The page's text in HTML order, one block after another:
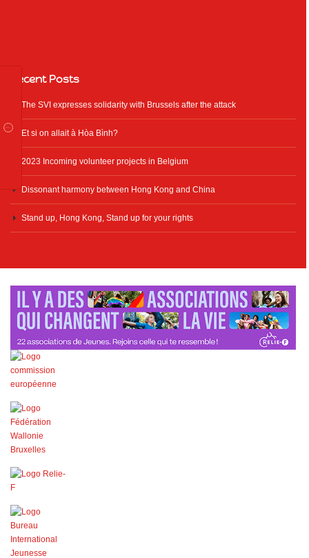
Recent Posts
The SVI expresses solidarity with Brussels after the attack
Et si on allait à Hòa Bình?
2023 Incoming volunteer projects in Belgium
Dissonant harmony between Hong Kong and China
Stand up, Hong Kong, Stand up for your rights